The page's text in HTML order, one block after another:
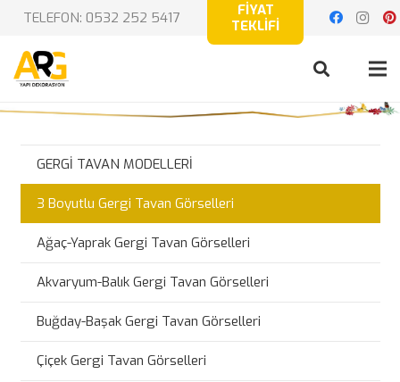
TELEFON: 0532 252 5417
FİYAT
TEKLİFİ
GERGİ TAVAN MODELLERİ
3 Boyutlu Gergi Tavan Görselleri
Ağaç-Yaprak Gergi Tavan Görselleri
Akvaryum-Balık Gergi Tavan Görselleri
Buğday-Başak Gergi Tavan Görselleri
Çiçek Gergi Tavan Görselleri